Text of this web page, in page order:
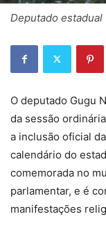
Deputado estadual
O deputado Gugu
da sessão
a inclusão oficial
calendário do
comemorada no
parlamentar, e é
manifestações